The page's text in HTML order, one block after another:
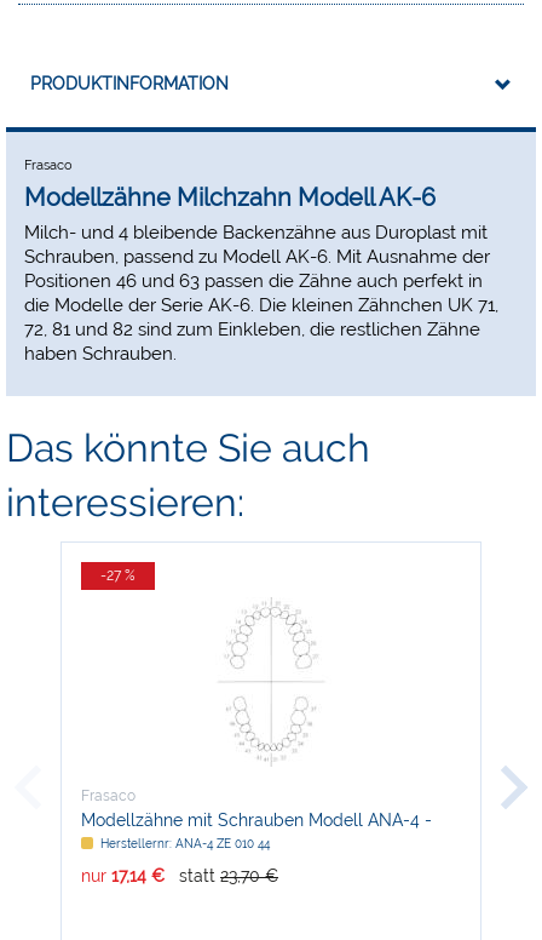
PRODUKTINFORMATION
Frasaco
Modellzähne Milchzahn Modell AK-6
Milch- und 4 bleibende Backenzähne aus Duroplast mit
Schrauben, passend zu Modell AK-6. Mit Ausnahme der
Positionen 46 und 63 passen die Zähne auch perfekt in
die Modelle der Serie AK-6. Die kleinen Zähnchen UK 71,
72, 81 und 82 sind zum Einkleben, die restlichen Zähne
haben Schrauben.
Das könnte Sie auch
interessieren:
-27 %
Frasaco
Modellzähne mit Schrauben Modell ANA-4 -
Nachfüllpackung
Herstellernr: ANA-4 ZE 010 44
nur 17,14 € statt 23,70 €